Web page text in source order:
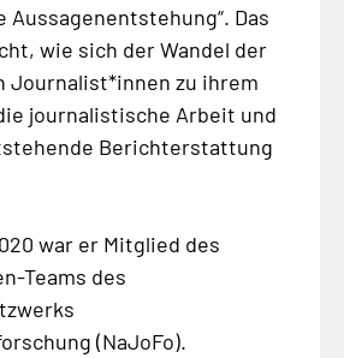
Das
wie sich der Wandel der
Journalist*innen zu ihrem
journalistische Arbeit und
Berichterstattung
war er Mitglied des
Teams des
(NaJoFo).